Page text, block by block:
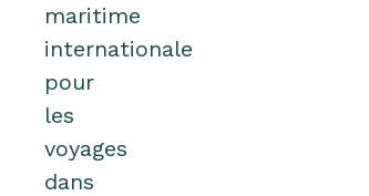
maritime
internationale
pour
les
voyages
dans